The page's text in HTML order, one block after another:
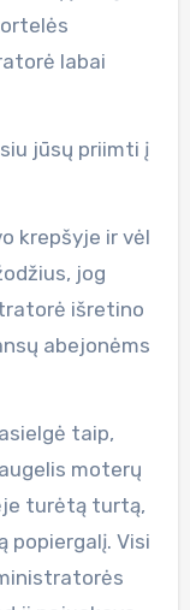
labai
jūsų priimti į
krepšyje ir vėl
jog
išretino
abejonėms
taip,
moterų
turėtą turtą,
popiergalį. Visi